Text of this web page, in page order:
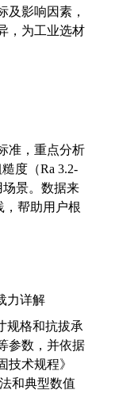
及影响因素，
，为工业选材
准，重点分析
度（Ra 3.2-
场景。数据来
，帮助用户根
力详解
规格和抗拔承
参数，并依据
技术规程》
和典型数值